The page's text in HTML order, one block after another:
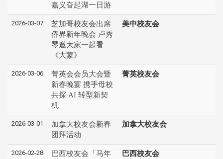
嘉义奋起湖一日游
2026-03-07
芝加哥校友会出席
侨界新年晚会 卢秀
琴邀大家一起看
《大蒙》
美中校友会
2026-03-06
菁英会会员大会暨
新春晚宴 携手母校
共探 AI 转型新契
机
菁英校友会
2026-03-01
加拿大校友会新春
团拜活动
加拿大校友会
2026-02-28
巴西校友会「马年
巴西校友会